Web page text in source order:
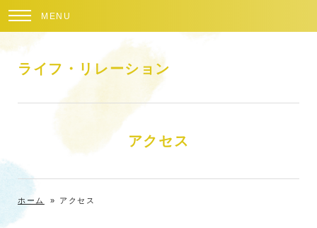
MENU
ライフ・リレーション
アクセス
ホーム » アクセス